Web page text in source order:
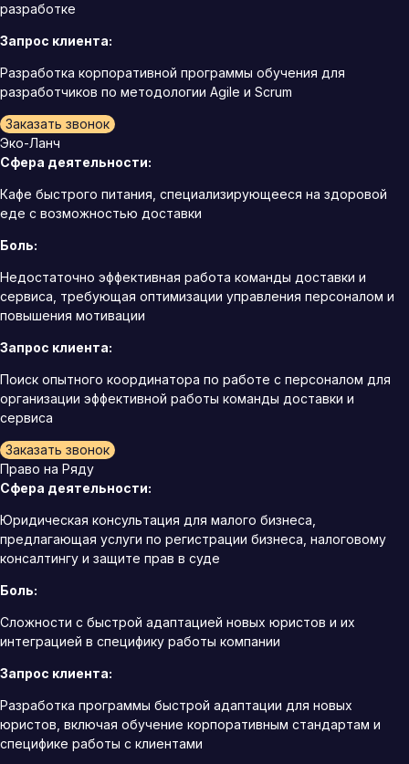
разработке
Запрос клиента:
Разработка корпоративной программы обучения для
разработчиков по методологии Agile и Scrum
Заказать звонок
Эко-Ланч
Сфера деятельности:
Кафе быстрого питания, специализирующееся на здоровой
еде с возможностью доставки
Боль:
Недостаточно эффективная работа команды доставки и
сервиса, требующая оптимизации управления персоналом и
повышения мотивации
Запрос клиента:
Поиск опытного координатора по работе с персоналом для
организации эффективной работы команды доставки и
сервиса
Заказать звонок
Право на Ряду
Сфера деятельности:
Юридическая консультация для малого бизнеса,
предлагающая услуги по регистрации бизнеса, налоговому
консалтингу и защите прав в суде
Боль:
Сложности с быстрой адаптацией новых юристов и их
интеграцией в специфику работы компании
Запрос клиента:
Разработка программы быстрой адаптации для новых
юристов, включая обучение корпоративным стандартам и
специфике работы с клиентами